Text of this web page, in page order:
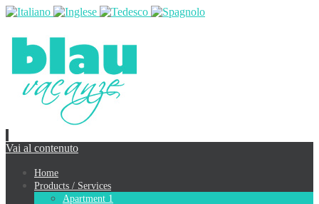
Vai al contenuto
Home
Products / Services
Apartment 1